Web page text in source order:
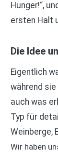
Hunger!“,
ersten Halt
Die Idee
Eigentlich
während sie
auch was
Typ für
Weinberge,
Wir haben